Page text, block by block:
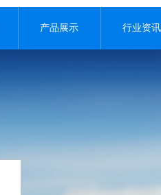
产品展示 行业资讯